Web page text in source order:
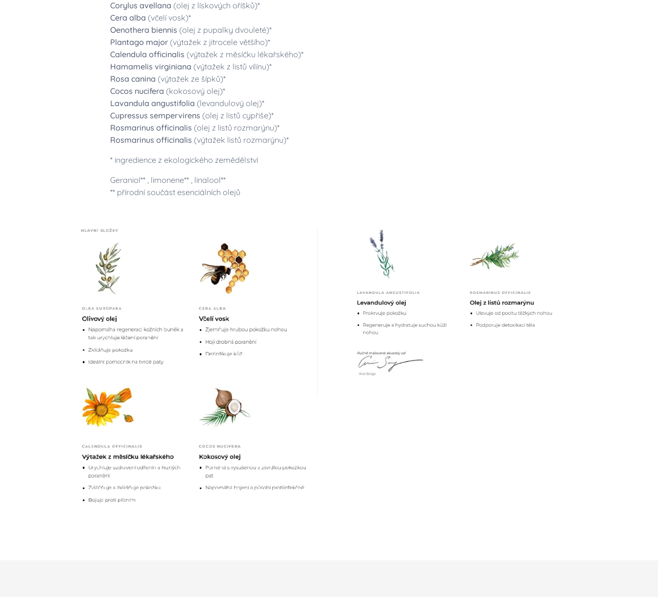
Corylus avellana (olej z lískových oříšků)*
Cera alba (včelí vosk)*
Oenothera biennis (olej z pupalky dvouleté)*
Plantago major(výtažek z jitrocele většího)*
Calendula officinalis (výtažek z měsíčku lékařského)*
Hamamelis virginiana (výtažek z listů vilínu)*
Rosa canina (výtažek ze šípků)*
Cocos nucifera (kokosový olej)*
Lavandula angustifolia (levandulový olej)*
Cupressus sempervirens (olej z listů cypřiše)*
Rosmarinus officinalis (olej z listů rozmarýnu)*
Rosmarinus officinalis (výtažek listů rozmarýnu)*
* ingredience z ekologického zemědělství
Geraniol** , limonene** , linalool**
** přírodní součást esenciálních olejů